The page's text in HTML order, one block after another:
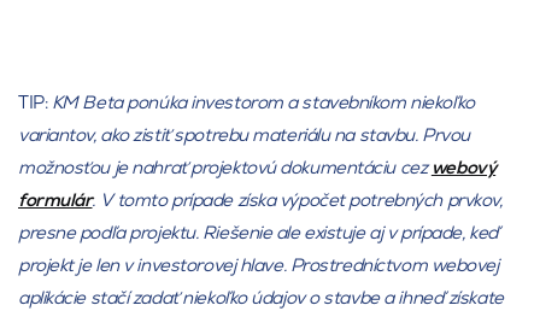
TIP: KM Beta ponúka investorom a stavebníkom niekoľko
variantov, ako zistiť spotrebu materiálu na stavbu. Prvou
možnosťou je nahrať projektovú dokumentáciu cezwebový
formulár. V tomto prípade získa výpočet potrebných prvkov,
presne podľa projektu. Riešenie ale existuje aj v prípade, keď
projekt je len v investorovej hlave. Prostredníctvom webovej
aplikácie stačí zadať niekoľko údajov o stavbe a ihneď získate